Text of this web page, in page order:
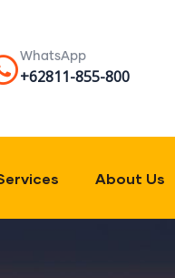
WhatsApp
+62811-855-800
About Us